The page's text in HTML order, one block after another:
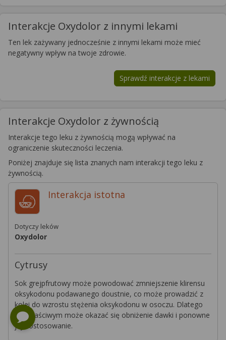
Interakcje Oxydolor z innymi lekami
Ten lek zażywany jednocześnie z innymi lekami może mieć
negatywny wpływ na twoje zdrowie.
Sprawdź interakcje z lekami
Interakcje Oxydolor z żywnością
Interakcje tego leku z żywnością mogą wpływać na
ograniczenie skuteczności leczenia.
Poniżej znajduje się lista znanych nam interakcji tego leku z
żywnością.
Interakcja istotna
Dotyczy leków
Oxydolor
Cytrusy
Sok grejpfrutowy może powodować zmniejszenie klirensu
oksykodonu podawanego doustnie, co może prowadzić z
kolei do wzrostu stężenia oksykodonu w osoczu. Dlatego
też właściwym może okazać się obniżenie dawki i ponowne
jej dostosowanie.